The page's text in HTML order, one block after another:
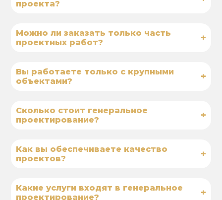
проекта?
Можно ли заказать только часть
проектных работ?
+
Вы работаете только с крупными
объектами?
+
Сколько стоит генеральное
проектирование?
+
Как вы обеспечиваете качество
проектов?
+
Какие услуги входят в генеральное
проектирование?
+